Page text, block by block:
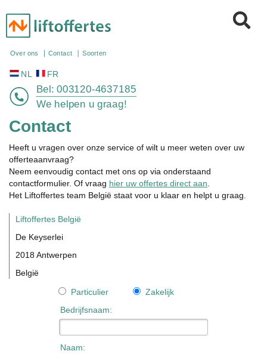
Over ons
NL FR
Bel: 003120-4637185
We helpen u graag!
Contact
Heeft u vragen over onze service of wilt u meer weten over uw
offerteaanvraag?
Neem eenvoudig contact met ons op via onderstaand
contactformulier. Of vraag hier uw offertes direct aan
Het Liftoffertes team België staat voor u klaar en helpt u graag.
Liftoffertes België
De Keyserlei
2018 Antwerpen
België
Particulier
Zakelijk
Bedrijfsnaam:
Naam: